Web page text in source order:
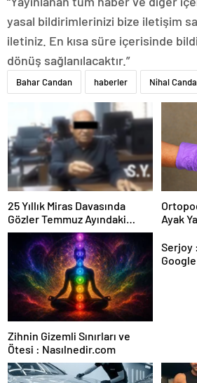
yasal bildirimlerinizi bize iletişim
iletiniz. En kısa süre içerisinde
dönüş sağlanılacaktır.”
Bahar Candan haberler Nihal
25 Yıllık Miras Davasında
Gözler Temmuz Ayındaki
Karar Duruşmasına Çevrildi
Ayak
Zihnin Gizemli Sınırları ve
Ötesi : Nasılnedir.com
Serjoy : Dijital Medya Ajansı,